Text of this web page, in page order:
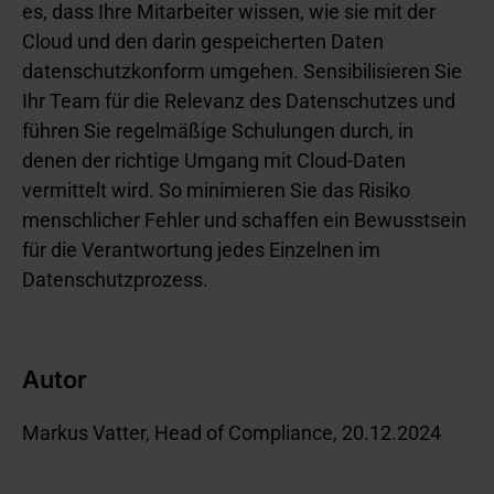
es, dass Ihre Mitarbeiter wissen, wie sie mit der
Cloud und den darin gespeicherten Daten
datenschutzkonform umgehen. Sensibilisieren Sie
Ihr Team für die Relevanz des Datenschutzes und
führen Sie regelmäßige Schulungen durch, in
denen der richtige Umgang mit Cloud-Daten
vermittelt wird. So minimieren Sie das Risiko
menschlicher Fehler und schaffen ein Bewusstsein
für die Verantwortung jedes Einzelnen im
Datenschutzprozess.
Autor
Markus Vatter, Head of Compliance, 20.12.2024